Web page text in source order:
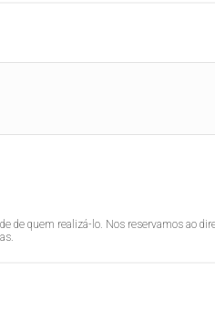
de quem realizá-lo. Nos reservamos ao